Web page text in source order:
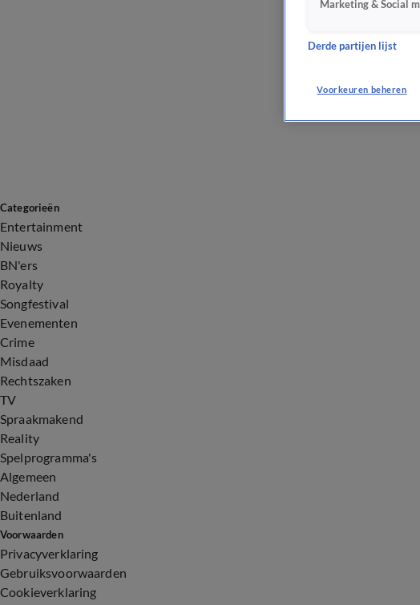
Categorieën
Entertainment
Nieuws
BN'ers
Royalty
Songfestival
Evenementen
Crime
Misdaad
Rechtszaken
TV
Spraakmakend
Reality
Spelprogramma's
Algemeen
Nederland
Buitenland
Voorwaarden
Privacyverklaring
Gebruiksvoorwaarden
Cookieverklaring
Marketing & Social
Derde partijen lijst
Voorkeuren beheren